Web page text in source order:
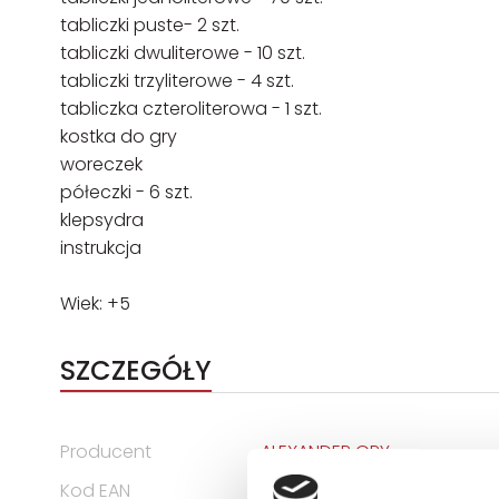
tabliczki puste- 2 szt.
tabliczki dwuliterowe - 10 szt.
tabliczki trzyliterowe - 4 szt.
tabliczka czteroliterowa - 1 szt.
kostka do gry
woreczek
półeczki - 6 szt.
klepsydra
instrukcja
Wiek: +5
SZCZEGÓŁY
Producent
ALEXANDER GRY
Kod EAN
5906018013498